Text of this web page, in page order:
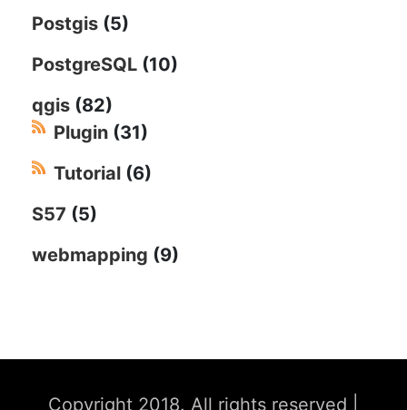
Postgis (5)
PostgreSQL (10)
qgis (82)
Plugin (31)
Tutorial (6)
S57 (5)
webmapping (9)
Copyright 2018. All rights reserved